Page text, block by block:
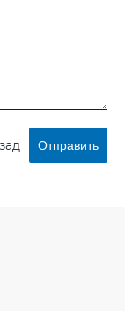
Отправить